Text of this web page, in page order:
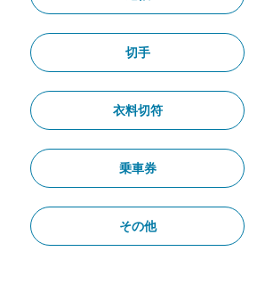
切手
衣料切符
乗車券
その他